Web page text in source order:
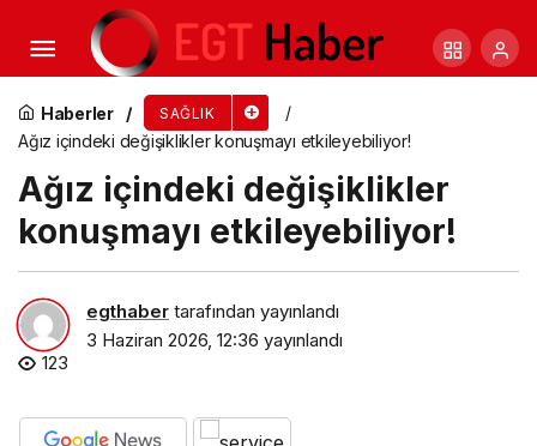
Haberler SAĞLIK
Ağız içindeki değişiklikler konuşmayı etkileyebiliyor!
Ağız içindeki değişiklikler
konuşmayı etkileyebiliyor!
egthaber tarafından yayınlandı
3 Haziran 2026, 12:36 yayınlandı
123
Sigara sadece sağlığı bozmuyor tadı tuzu da